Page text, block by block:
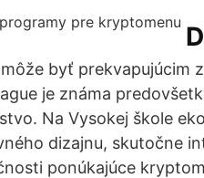
byť prekvapujúcim
je známa
Na Vysokej škole
dizajnu, skutočne
ponúkajúce